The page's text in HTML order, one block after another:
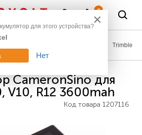
0
Trimble
CameronSino для
V10, R12 3600mah
Код товара 1207116
×
для этого устройства?
Нет